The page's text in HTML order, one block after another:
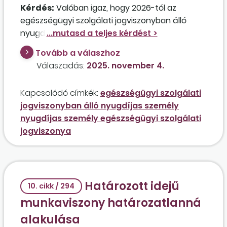
Kérdés: Valóban igaz, hogy 2026-tól az
egészségügyi szolgálati jogviszonyban álló
nyugdíjasok is kaphatják a nyugdíjukat, azaz
nem kell a folyósítást szüneteltetni?
Tovább a válaszhoz
Válaszadás: 2025. november 4.
Kapcsolódó címkék: egészségügyi szolgálati
jogviszonyban álló nyugdíjas személy
nyugdíjas személy egészségügyi szolgálati
jogviszonya
10. cikk / 294
Határozott idejű
munkaviszony határozatlanná
alakulása